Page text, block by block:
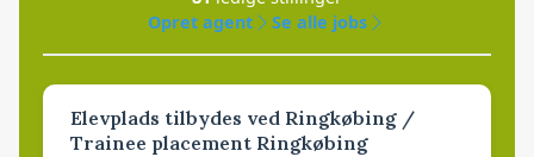
Opret agent
Se alle jobs
Elevplads tilbydes ved Ringkøbing /
Trainee placement Ringkøbing